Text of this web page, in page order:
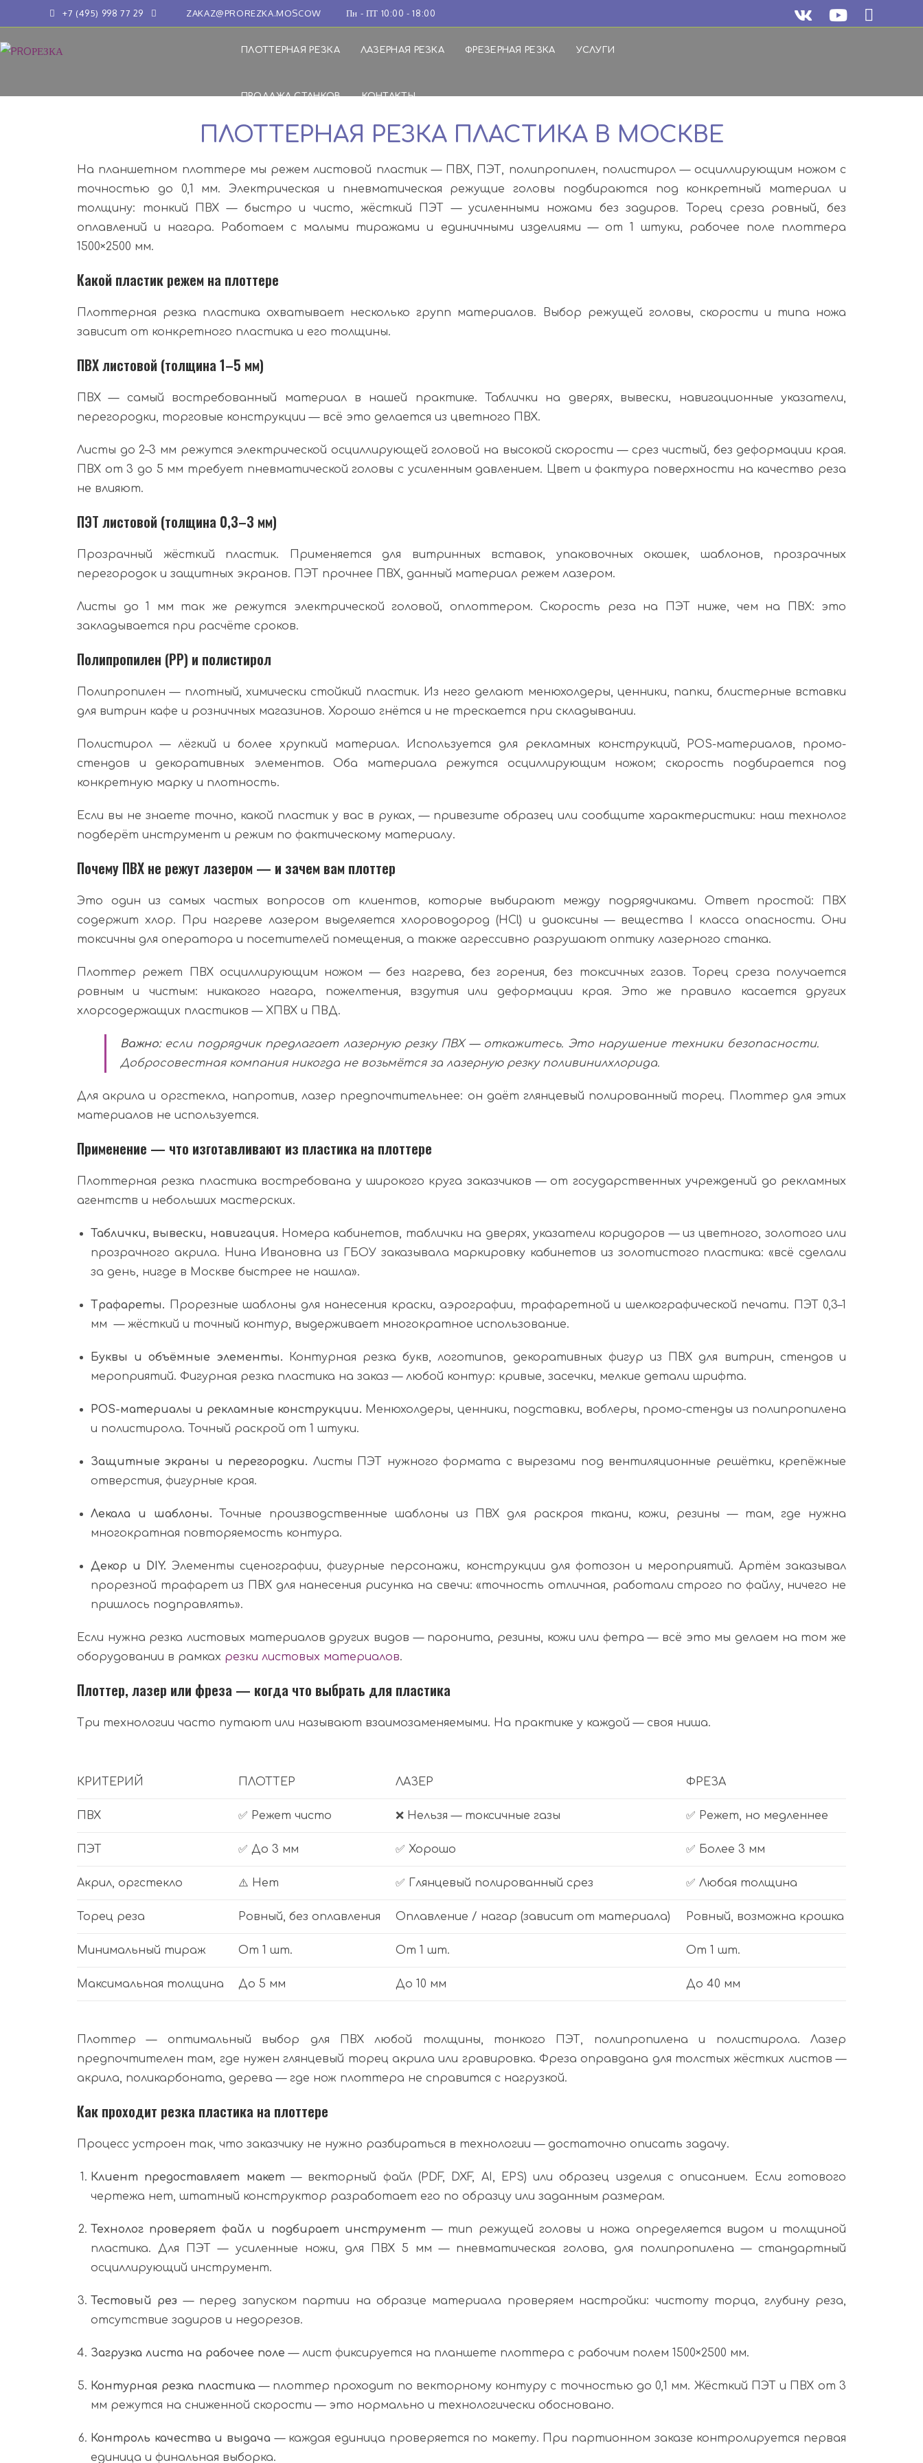
+7 (495) 998 77 29 ZAKAZ@PROREZKA.MOSCOW Пн - ПТ 10:00 - 18:00
ПЛОТТЕРНАЯ РЕЗКА ЛАЗЕРНАЯ РЕЗКА ФРЕЗЕРНАЯ РЕЗКА УСЛУГИ
ПРОДАЖА СТАНКОВ КОНТАКТЫ
ПЛОТТЕРНАЯ РЕЗКА ПЛАСТИКА В МОСКВЕ
На планшетном плоттере мы режем листовой пластик — ПВХ, ПЭТ, полипропилен, полистирол — осциллирующим ножом с
точностью до 0,1 мм. Электрическая и пневматическая режущие головы подбираются под конкретный материал и
толщину: тонкий ПВХ — быстро и чисто, жёсткий ПЭТ — усиленными ножами без задиров. Торец среза ровный, без
оплавлений и нагара. Работаем с малыми тиражами и единичными изделиями — от 1 штуки, рабочее поле плоттера
1500×2500 мм.
Какой пластик режем на плоттере
Плоттерная резка пластика охватывает несколько групп материалов. Выбор режущей головы, скорости и типа ножа
зависит от конкретного пластика и его толщины.
ПВХ листовой (толщина 1–5 мм)
ПВХ — самый востребованный материал в нашей практике. Таблички на дверях, вывески, навигационные указатели,
перегородки, торговые конструкции — всё это делается из цветного ПВХ.
Листы до 2–3 мм режутся электрической осциллирующей головой на высокой скорости — срез чистый, без деформации края.
ПВХ от 3 до 5 мм требует пневматической головы с усиленным давлением. Цвет и фактура поверхности на качество реза
не влияют.
ПЭТ листовой (толщина 0,3–3 мм)
Прозрачный жёсткий пластик. Применяется для витринных вставок, упаковочных окошек, шаблонов, прозрачных
перегородок и защитных экранов. ПЭТ прочнее ПВХ, данный материал режем лазером.
Листы до 1 мм так же режутся электрической головой, оплоттером. Скорость реза на ПЭТ ниже, чем на ПВХ: это
закладывается при расчёте сроков.
Полипропилен (PP) и полистирол
Полипропилен — плотный, химически стойкий пластик. Из него делают менюхолдеры, ценники, папки, блистерные вставки
для витрин кафе и розничных магазинов. Хорошо гнётся и не трескается при складывании.
Полистирол — лёгкий и более хрупкий материал. Используется для рекламных конструкций, POS-материалов, промо-
стендов и декоративных элементов. Оба материала режутся осциллирующим ножом; скорость подбирается под
конкретную марку и плотность.
Если вы не знаете точно, какой пластик у вас в руках, — привезите образец или сообщите характеристики: наш технолог
подберёт инструмент и режим по фактическому материалу.
Почему ПВХ не режут лазером — и зачем вам плоттер
Это один из самых частых вопросов от клиентов, которые выбирают между подрядчиками. Ответ простой: ПВХ
содержит хлор. При нагреве лазером выделяется хлороводород (HCl) и диоксины — вещества I класса опасности. Они
токсичны для оператора и посетителей помещения, а также агрессивно разрушают оптику лазерного станка.
Плоттер режет ПВХ осциллирующим ножом — без нагрева, без горения, без токсичных газов. Торец среза получается
ровным и чистым: никакого нагара, пожелтения, вздутия или деформации края. Это же правило касается других
хлорсодержащих пластиков — ХПВХ и ПВД.
Важно:если подрядчик предлагает лазерную резку ПВХ — откажитесь. Это нарушение техники безопасности.
Добросовестная компания никогда не возьмётся за лазерную резку поливинилхлорида.
Для акрила и оргстекла, напротив, лазер предпочтительнее: он даёт глянцевый полированный торец. Плоттер для этих
материалов не используется.
Применение — что изготавливают из пластика на плоттере
Плоттерная резка пластика востребована у широкого круга заказчиков — от государственных учреждений до рекламных
агентств и небольших мастерских.
Таблички, вывески, навигация. Номера кабинетов, таблички на дверях, указатели коридоров — из цветного, золотого или
прозрачного акрила. Нина Ивановна из ГБОУ заказывала маркировку кабинетов из золотистого пластика: «всё сделали
за день, нигде в Москве быстрее не нашла».
Трафареты. Прорезные шаблоны для нанесения краски, аэрографии, трафаретной и шелкографической печати. ПЭТ 0,3–1
мм — жёсткий и точный контур, выдерживает многократное использование.
Буквы и объёмные элементы. Контурная резка букв, логотипов, декоративных фигур из ПВХ для витрин, стендов и
мероприятий. Фигурная резка пластика на заказ — любой контур: кривые, засечки, мелкие детали шрифта.
POS-материалы и рекламные конструкции. Менюхолдеры, ценники, подставки, воблеры, промо-стенды из полипропилена
и полистирола. Точный раскрой от 1 штуки.
Защитные экраны и перегородки. Листы ПЭТ нужного формата с вырезами под вентиляционные решётки, крепёжные
отверстия, фигурные края.
Лекала и шаблоны. Точные производственные шаблоны из ПВХ для раскроя ткани, кожи, резины — там, где нужна
многократная повторяемость контура.
Декор и DIY. Элементы сценографии, фигурные персонажи, конструкции для фотозон и мероприятий. Артём заказывал
прорезной трафарет из ПВХ для нанесения рисунка на свечи: «точность отличная, работали строго по файлу, ничего не
пришлось подправлять».
Если нужна резка листовых материалов других видов — паронита, резины, кожи или фетра — всё это мы делаем на том же
оборудовании в рамках резки листовых материалов.
Плоттер, лазер или фреза — когда что выбрать для пластика
Три технологии часто путают или называют взаимозаменяемыми. На практике у каждой — своя ниша.
КРИТЕРИЙ ПЛОТТЕР ЛАЗЕР ФРЕЗА
ПВХ ✅ Режет чисто ❌ Нельзя — токсичные газы ✅ Режет, но медленнее
ПЭТ ✅ До 3 мм ✅ Хорошо ✅ Более 3 мм
Акрил, оргстекло ⚠️ Нет ✅ Глянцевый полированный срез ✅ Любая толщина
Торец реза Ровный, без оплавления Оплавление / нагар (зависит от материала) Ровный, возможна крошка
Минимальный тираж От 1 шт. От 1 шт. От 1 шт.
Максимальная толщина До 5 мм До 10 мм До 40 мм
Плоттер — оптимальный выбор для ПВХ любой толщины, тонкого ПЭТ, полипропилена и полистирола. Лазер
предпочтителен там, где нужен глянцевый торец акрила или гравировка. Фреза оправдана для толстых жёстких листов —
акрила, поликарбоната, дерева — где нож плоттера не справится с нагрузкой.
Как проходит резка пластика на плоттере
Процесс устроен так, что заказчику не нужно разбираться в технологии — достаточно описать задачу.
Клиент предоставляет макет — векторный файл (PDF, DXF, AI, EPS) или образец изделия с описанием. Если готового
чертежа нет, штатный конструктор разработает его по образцу или заданным размерам.
Технолог проверяет файл и подбирает инструмент — тип режущей головы и ножа определяется видом и толщиной
пластика. Для ПЭТ — усиленные ножи, для ПВХ 5 мм — пневматическая голова, для полипропилена — стандартный
осциллирующий инструмент.
Тестовый рез — перед запуском партии на образце материала проверяем настройки: чистоту торца, глубину реза,
отсутствие задиров и недорезов.
Загрузка листа на рабочее поле — лист фиксируется на планшете плоттера с рабочим полем 1500×2500 мм.
Контурная резка пластика — плоттер проходит по векторному контуру с точностью до 0,1 мм. Жёсткий ПЭТ и ПВХ от 3
мм режутся на сниженной скорости — это нормально и технологически обосновано.
Контроль качества и выдача — каждая единица проверяется по макету. При партионном заказе контролируется первая
единица и финальная выборка.